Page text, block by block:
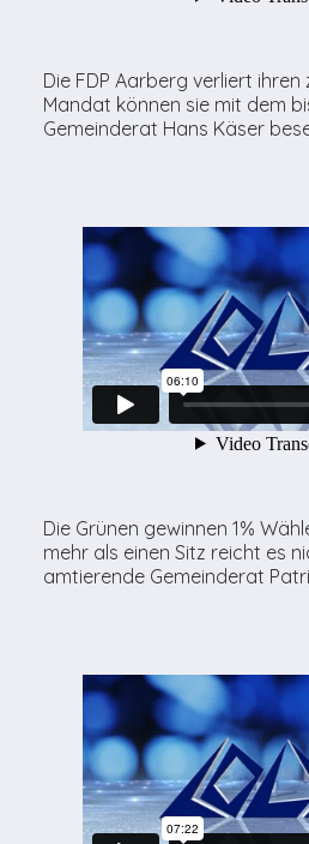
Die FDP Aarberg verliert ihren
Mandat können sie mit dem
Gemeinderat Hans Käser
Die Grünen gewinnen 1%
mehr als einen Sitz reicht es
amtierende Gemeinderat